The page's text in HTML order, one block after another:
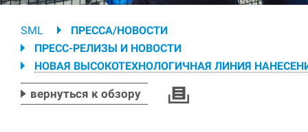
Breadcrumb
SML
ПРЕССА/НОВОСТИ
ПРЕСС-РЕЛИЗЫ И НОВОСТИ
НОВАЯ ВЫСОКОТЕХНОЛОГИЧНАЯ ЛИНИЯ
вернуться к обзору